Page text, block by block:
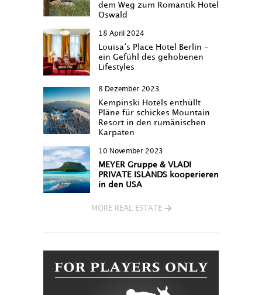
dem Weg zum Romantik Hotel
Oswald
18 April 2024
Louisa‘s Place Hotel Berlin –
ein Gefühl des gehobenen
Lifestyles
8 Dezember 2023
Kempinski Hotels enthüllt
Pläne für schickes Mountain
Resort in den rumänischen
Karpaten
10 November 2023
MEYER Gruppe & VLADI
PRIVATE ISLANDS kooperieren
in den USA
MORE REAL ESTATE